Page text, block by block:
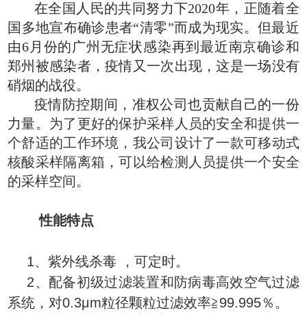
在全国人民的共同努力下2020年，正随着全
国多地宣布确诊患者“清零”而成为现实。但最近
由6月份的广州无症状感染再到最近南京确诊和
郑州被感染者，疫情又一次出现，这是一场没有
硝烟的战役。
疫情防控期间，准权公司也贡献自己的一份
力量。 为了更好的保护采样人员的安全和提供一
个舒适的工作环境，我公司设计了一款可移动式
核酸采样隔离箱，可以给检测人员提供一个安全
的采样空间。
性能特点
1、紫外线杀毒 ，可定时。
2、配备初级过滤装置和防病毒高效空气过滤
系统，对0.3μm粒径颗粒过滤效率≧99.995％。